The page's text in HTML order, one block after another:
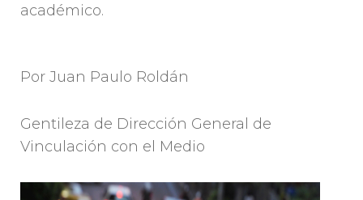
académico.
Por Juan Paulo Roldán
Gentileza de Dirección General de
Vinculación con el Medio